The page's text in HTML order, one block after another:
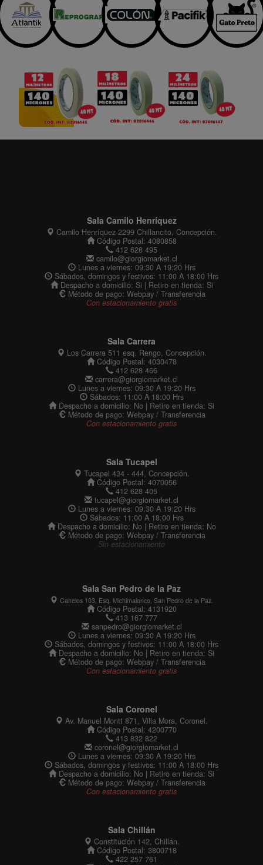
Sala Camilo Henríquez
Camilo Henríquez 2299 Chillancito, Concepción.
Código Postal: 4080858
412 628 495
camilo@giorgiomarket.cl
Lunes a viernes: 09:30 A 19:20 Hrs
Sábados, domingos y festivos: 11:00 A 18:00 Hrs
Despacho a domicilio: Si | Retiro en tienda: Si
Método de pago: Webpay / Transferencia
Con estacionamiento gratis
Sala Carrera
Los Carrera 511 esq. Rengo, Concepción.
Código Postal: 4030478
412 628 466
carrera@giorgiomarket.cl
Lunes a viernes: 09:30 A 19:20 Hrs
Sábados: 11:00 A 18:00 Hrs
Despacho a domicilio: No | Retiro en tienda: Si
Método de pago: Webpay / Transferencia
Con estacionamiento gratis
Sala Tucapel
Tucapel 434 - 444, Concepción.
Código Postal: 4070056
412 628 405
tucapel@giorgiomarket.cl
Lunes a viernes: 09:30 A 19:20 Hrs
Sábados: 11:00 A 18:00 Hrs
Despacho a domicilio: No | Retiro en tienda: No
Método de pago: Webpay / Transferencia
Sin estacionamiento
Sala San Pedro de la Paz
Canelos 103, Esq. Michimalonco, San Pedro de la Paz.
Código Postal: 4131920
413 167 777
sanpedro@giorgiomarket.cl
Lunes a viernes: 09:30 A 19:20 Hrs
Sábados, domingos y festivos: 11:00 A 18:00 Hrs
Despacho a domicilio: No | Retiro en tienda: Si
Método de pago: Webpay / Transferencia
Con estacionamiento gratis
Sala Coronel
Av. Manuel Montt 871, Villa Mora, Coronel.
Código Postal: 4200770
413 832 822
coronel@giorgiomarket.cl
Lunes a viernes: 09:30 A 19:20 Hrs
Sábados, domingos y festivos: 11:00 A 18:00 Hrs
Despacho a domicilio: No | Retiro en tienda: Si
Método de pago: Webpay / Transferencia
Con estacionamiento gratis
Sala Chillán
Constitución 142, Chillán.
Código Postal: 3800718
422 257 761